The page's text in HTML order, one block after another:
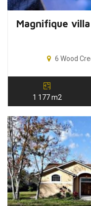
6 Wood
1 177 m2